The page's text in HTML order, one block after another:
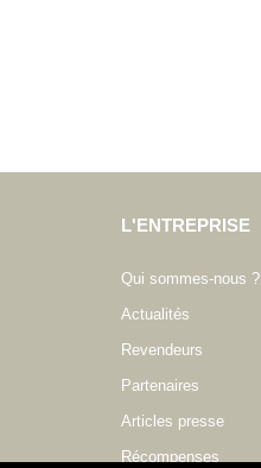
L'ENTREPRISE
Qui sommes-nous ?
Actualités
Revendeurs
Partenaires
Articles presse
Récompenses